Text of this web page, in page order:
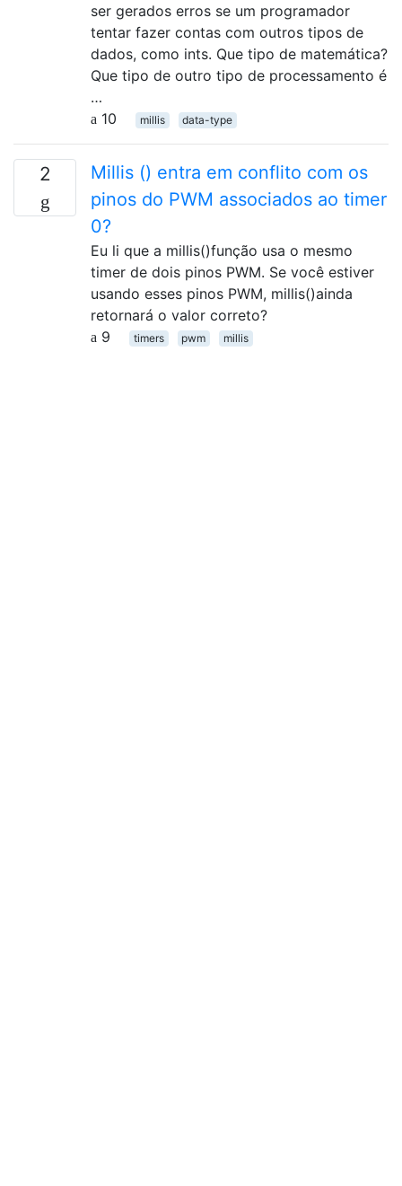
ser gerados erros se um programador
tentar fazer contas com outros tipos de
dados, como ints. Que tipo de matemática?
Que tipo de outro tipo de processamento é
…
10
millis data-type
2
Millis () entra em conflito com os
pinos do PWM associados ao timer
0?
Eu li que a millis()função usa o mesmo
timer de dois pinos PWM. Se você estiver
usando esses pinos PWM, millis()ainda
retornará o valor correto?
9
timers pwm millis